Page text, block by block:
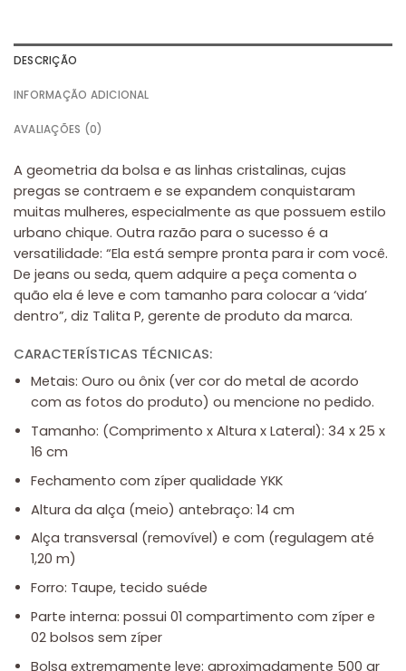
DESCRIÇÃO
INFORMAÇÃO ADICIONAL
AVALIAÇÕES (0)
A geometria da bolsa e as linhas cristalinas, cujas
pregas se contraem e se expandem conquistaram
muitas mulheres, especialmente as que possuem estilo
urbano chique. Outra razão para o sucesso é a
versatilidade: “Ela está sempre pronta para ir com você.
De jeans ou seda, quem adquire a peça comenta o
quão ela é leve e com tamanho para colocar a ‘vida’
dentro”, diz Talita P, gerente de produto da marca.
CARACTERÍSTICAS TÉCNICAS:
Metais: Ouro ou ônix (ver cor do metal de acordo
com as fotos do produto) ou mencione no pedido.
Tamanho: (Comprimento x Altura x Lateral): 34 x 25 x
16 cm
Fechamento com zíper qualidade YKK
Altura da alça (meio) antebraço: 14 cm
Alça transversal (removível) e com (regulagem até
1,20 m)
Forro: Taupe, tecido suéde
Parte interna: possui 01 compartimento com zíper e
02 bolsos sem zíper
Bolsa extremamente leve: aproximadamente 500 gr